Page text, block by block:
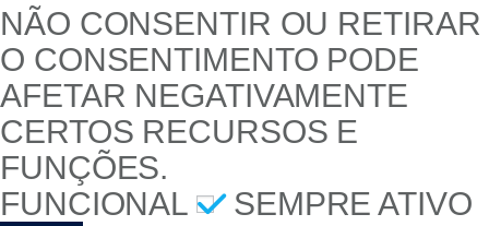
NÃO CONSENTIR OU RETIRAR
O CONSENTIMENTO PODE
AFETAR NEGATIVAMENTE
CERTOS RECURSOS E
FUNÇÕES.
FUNCIONAL
SEMPRE ATIVO